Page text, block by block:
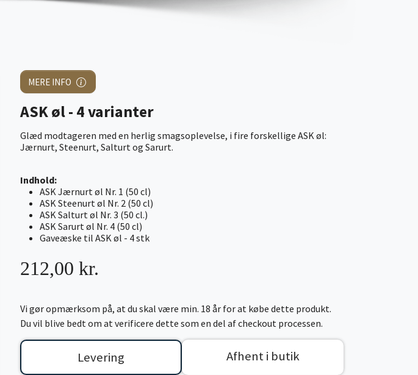
MERE INFO
ASK øl - 4 varianter
Glæd modtageren med en herlig smagsoplevelse, i fire forskellige ASK øl:
Jærnurt, Steenurt, Salturt og Sarurt.
Indhold:
ASK Jærnurt øl Nr. 1 (50 cl)
ASK Steenurt øl Nr. 2 (50 cl)
ASK Salturt øl Nr. 3 (50 cl.)
ASK Sarurt øl Nr. 4 (50 cl)
Gaveæske til ASK øl - 4 stk
212,00 kr.
Vi gør opmærksom på, at du skal være min. 18 år for at købe dette produkt.
Du vil blive bedt om at verificere dette som en del af checkout processen.
Levering Afhent i butik